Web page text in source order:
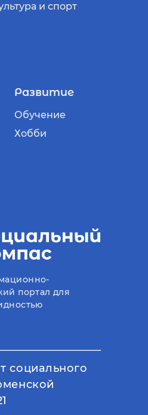
и спорт
Развитие
Обучение
Хобби
портал для
социального